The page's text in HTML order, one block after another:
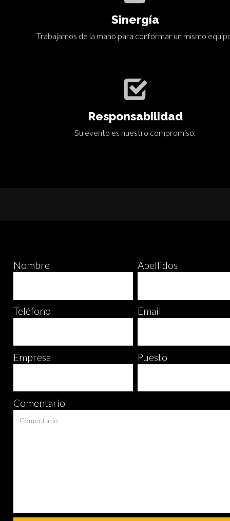
Sinergía
Trabajamos de la mano para conformar un mismo
Responsabilidad
Su evento es nuestro compromiso.
Nombre Apellidos
Teléfono Email
Empresa Puesto
Comentario